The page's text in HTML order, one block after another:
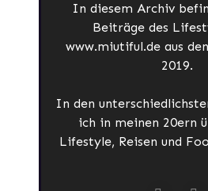
In diesem Archiv
Beiträge des
www.miutiful.de aus
2019.
In den
ich in meinen 20ern
Lifestyle, Reisen und